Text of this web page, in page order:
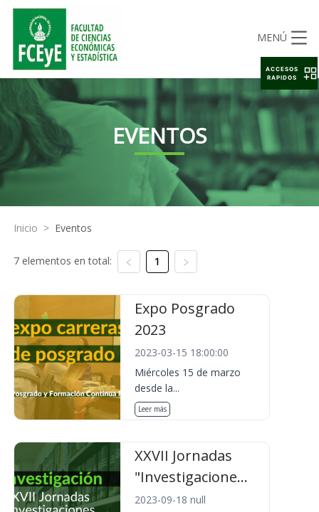
MENÚ
EVENTOS
Inicio > Eventos
7 elementos en total: 1
Expo Posgrado
2023
2023-03-15 18:00:00
Miércoles 15 de marzo
desde la...
Leer más
XXVII Jornadas
"Investigacione...
2023-09-18 null
ACCESOS
RAPIDOS